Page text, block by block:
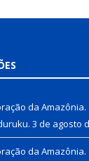
da Amazônia.
3 de agosto
da Amazônia.